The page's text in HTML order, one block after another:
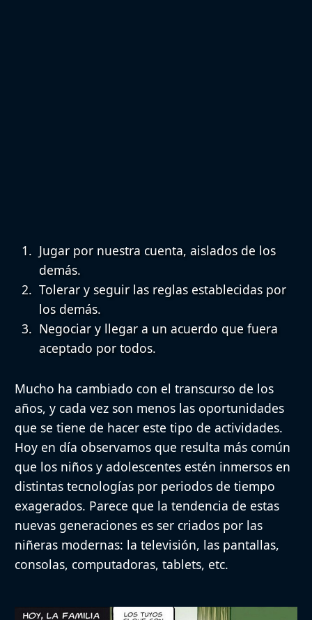
Jugar por nuestra cuenta, aislados de los
demás.
Tolerar y seguir las reglas establecidas por
los demás.
Negociar y llegar a un acuerdo que fuera
aceptado por todos.
Mucho ha cambiado con el transcurso de los
años, y cada vez son menos las oportunidades
que se tiene de hacer este tipo de actividades.
Hoy en día observamos que resulta más común
que los niños y adolescentes estén inmersos en
distintas tecnologías por periodos de tiempo
exagerados. Parece que la tendencia de estas
nuevas generaciones es ser criados por las
niñeras modernas: la televisión, las pantallas,
consolas, computadoras, tablets, etc.